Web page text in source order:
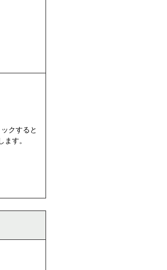
クすると
ます。